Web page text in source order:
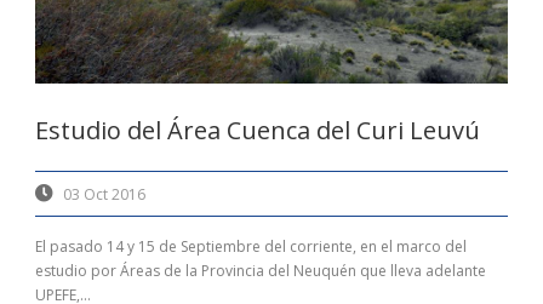
Estudio del Área Cuenca del Curi Leuvú
03 Oct 2016
El pasado 14 y 15 de Septiembre del corriente, en el marco del
estudio por Áreas de la Provincia del Neuquén que lleva adelante
UPEFE,...